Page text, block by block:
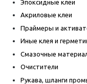
Эпоксидные клеи
Акриловые клеи
Праймеры и
Иные клея и
Смазочные
Очистители
Рукава, шланги